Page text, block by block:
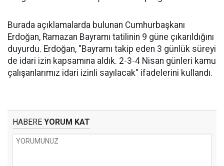
Burada açıklamalarda bulunan Cumhurbaşkanı
Erdoğan, Ramazan Bayramı tatilinin 9 güne çıkarıldığını
duyurdu. Erdoğan, "Bayramı takip eden 3 günlük süreyi
de idari izin kapsamına aldık. 2-3-4 Nisan günleri kamu
çalışanlarımız idari izinli sayılacak" ifadelerini kullandı.
HABERE YORUM KAT